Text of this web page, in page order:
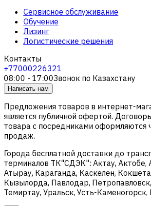
Сервисное обслуживание
Обучение
Лизинг
Логистические решения
Контакты
+77000226321
08:00 - 17:00Звонок по Казахстану
Написать нам
Предложения товаров в интернет-
является публичной офертой.
товара с посредниками оформляются
продаж.
Города бесплатной доставки до
терминалов ТК"СДЭК": Актау, Актобе,
Атырау, Караганда, Каскелен,
Кызылорда, Павлодар,
Темиртау, Уральск, Усть-